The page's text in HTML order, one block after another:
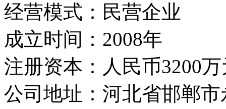
经营模式： 民营企业
成立时间： 2008年
注册资本： 人民币3200
公司地址： 河北省邯郸